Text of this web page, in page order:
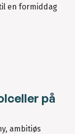
en formiddag
på
ambitiøs